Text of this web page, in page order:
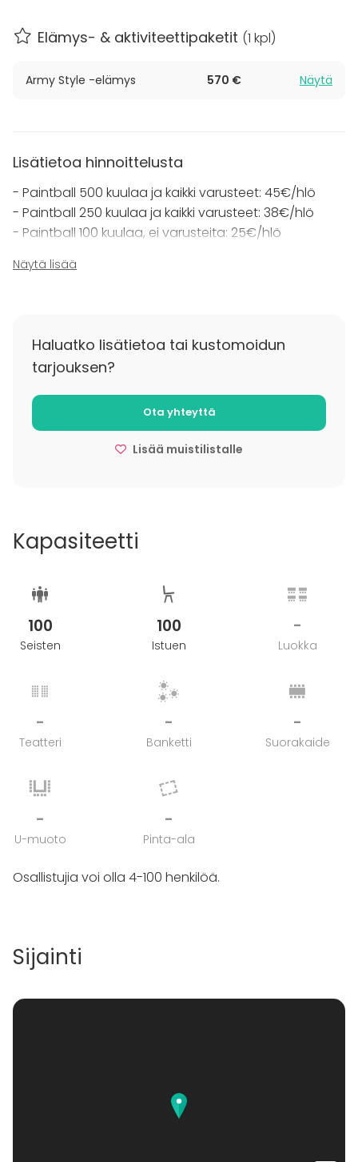
Värikuulasodassa minimi osallistujamäärä on neljä
noin 5-15 min, jonka jälkeen putsataan osumat ja
ja se sitältää pyyhkeen ja aineet. Ilmoitathan jos
Elämys- & aktiviteettipaketit (1 kpl)
Army Style -elämys 570 € Näytä
Lisätietoa hinnoittelusta
- Paintball 500 kuulaa ja kaikki varusteet: 45€/hlö
- Paintball 250 kuulaa ja kaikki varusteet: 38€/hlö
- Paintball 100 kuulaa, ei varusteita: 25€/hlö
Järjestämme sekä ohjattuja että omatoimisia pelejä.
Näytä lisää
Haluatko lisätietoa tai kustomoidun
tarjouksen?
Ota yhteyttä
Lisää muistilistalle
Kapasiteetti
100
Seisten
100
Istuen
-
Luokka
-
Teatteri
-
Banketti
-
Suorakaide
-
U-muoto
-
Pinta-ala
Osallistujia voi olla 4-100 henkilöä.
Sijainti